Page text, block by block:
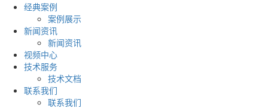
经典案例
案例展示
新闻资讯
新闻资讯
视频中心
技术服务
技术文档
联系我们
联系我们